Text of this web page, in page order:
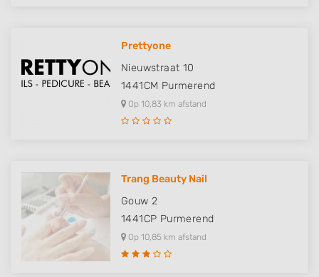
Prettyone
Nieuwstraat 10
1441CM Purmerend
Op 10,83 km afstand
Trang Beauty Nail
Gouw 2
1441CP Purmerend
Op 10,85 km afstand